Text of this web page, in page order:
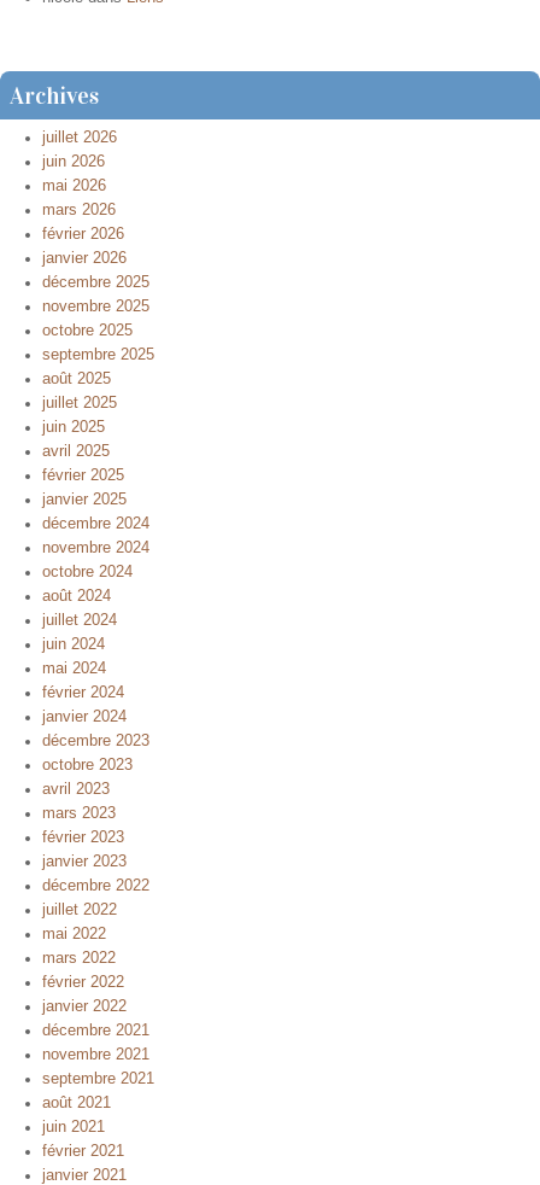
Archives
juillet 2026
juin 2026
mai 2026
mars 2026
février 2026
janvier 2026
décembre 2025
novembre 2025
octobre 2025
septembre 2025
août 2025
juillet 2025
juin 2025
avril 2025
février 2025
janvier 2025
décembre 2024
novembre 2024
octobre 2024
août 2024
juillet 2024
juin 2024
mai 2024
février 2024
janvier 2024
décembre 2023
octobre 2023
avril 2023
mars 2023
février 2023
janvier 2023
décembre 2022
juillet 2022
mai 2022
mars 2022
février 2022
janvier 2022
décembre 2021
novembre 2021
septembre 2021
août 2021
juin 2021
février 2021
janvier 2021